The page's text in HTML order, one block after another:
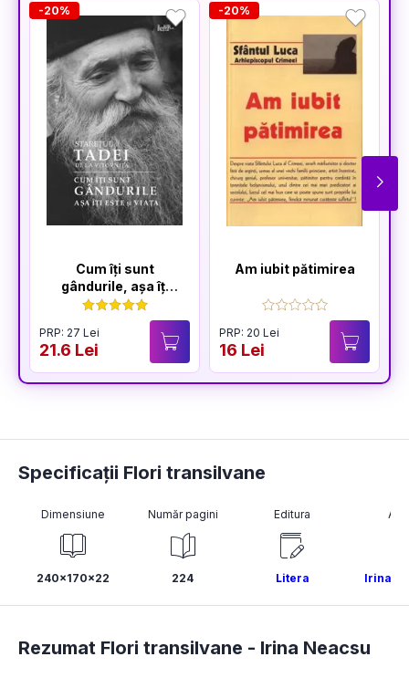
-20%
Cum îți sunt
gândurile, așa îți
este și viața
PRP: 27 Lei
21.6 Lei
-20%
Am iubit pătimirea
PRP: 20 Lei
16 Lei
Specificații Flori transilvane
Dimensiune
240x170x22
Număr pagini
224
Editura
Litera Irina
Rezumat Flori transilvane - Irina Neacsu